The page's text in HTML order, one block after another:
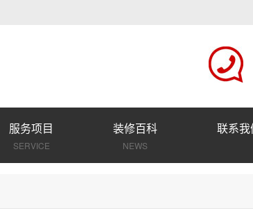
服务项目
SERVICE
装修百科
NEWS
联系我